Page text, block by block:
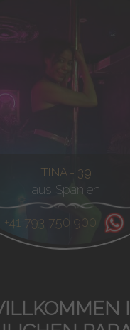
TINA - 39
aus Spanien
+41 793 750 900